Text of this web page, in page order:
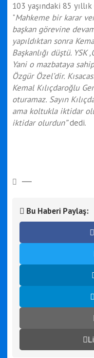
103 yaşındaki 85
"Mahkeme bir karar
başkan görevine
yapıldıktan sonra
Başkanlığı düştü. YSK
Yani o mazbataya
Özgür Özel’dir.
Kemal Kılıçdaroğlu
oturamaz. Sayın
ama koltukla iktidar
iktidar olurdun”dedi.
Bu Haberi Paylaş: